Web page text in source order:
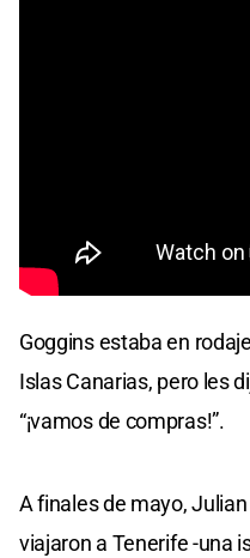
Goggins estaba en
Islas Canarias, pero les
“¡vamos de compras!”.
A finales de mayo,
viajaron a Tenerife -una